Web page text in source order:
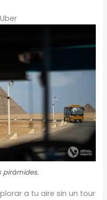
pirámides.
a tu aire sin un tour